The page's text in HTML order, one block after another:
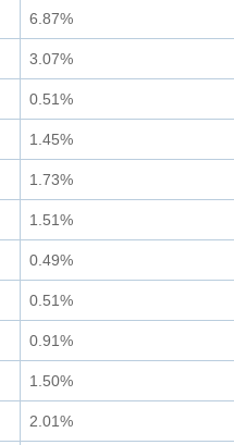
6.87%
3.07%
0.51%
1.45%
1.73%
1.51%
0.49%
0.51%
0.91%
1.50%
2.01%